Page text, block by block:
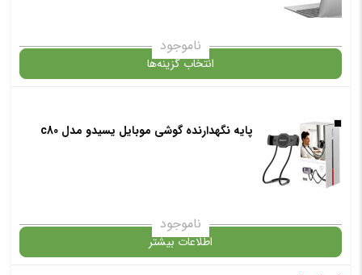
انتخاب رنگ
✧ چت با پشتیبان واتس آپ
ناموجود
انتخاب گزینه‌ها
گارانتی
انتخاب رنگ: نقره ای
پایه نگهدارنده گوشی موبایل یسیدو مدل c80
ناموجود
اطلاعات بیشتر